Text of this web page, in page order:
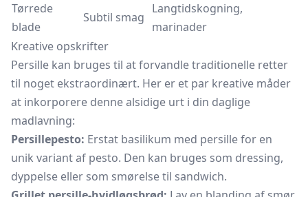
Tørrede
blade
Subtil smag
Langtidskogning,
marinader
Kreative opskrifter
Persille kan bruges til at forvandle traditionelle retter
til noget ekstraordinært. Her er et par kreative måder
at inkorporere denne alsidige urt i din daglige
madlavning:
Persillepesto: Erstat basilikum med persille for en
unik variant af pesto. Den kan bruges som dressing,
dyppelse eller som smørelse til sandwich.